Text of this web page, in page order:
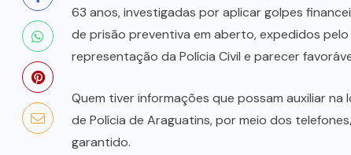
63 anos, investigadas por aplicar golpes
de prisão preventiva em aberto, expedidos
representação da Polícia Civil e parecer
Quem tiver informações que possam auxiliar na
de Polícia de Araguatins, por meio dos
garantido.